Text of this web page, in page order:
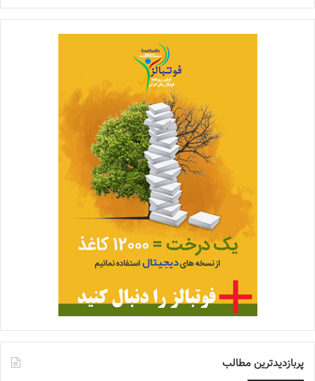
پربازدیدترین مطالب